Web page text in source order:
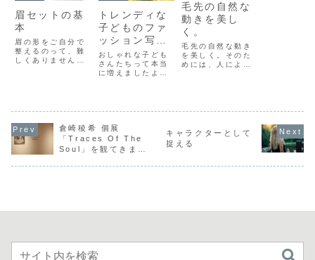
眉セットの基
本
眉の形をご自分で
整えるのって、難
しくありません
も、短いだけに、
ヘアスタイル以上
に乱れるのは早い
ですよね。だか
トレンディな
子どものファ
ッション写真
をシェアしよ
う
おしゃれな子ども
さんたちって本当
に増えましたよ
共有するというの
も今の時代の傾
向。そこで、登場
するのはやはり、
毛先の自然な
動きを美し
く。
毛先の自然な動き
を美しく。そのた
めには、人によっ
そして、フェイス
もとても大切で
す。毛先の自然な
動きを美しく。
#fashion #ヘア
倉崎稜希 個展
「Traces Of The
Soul」 を観てきまし
キャラクターとして
捉える